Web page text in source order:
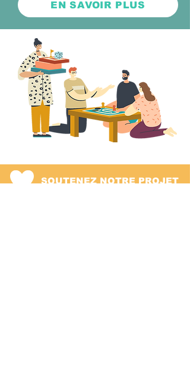
EN SAVOIR PLUS
SOUTENEZ NOTRE PROJET